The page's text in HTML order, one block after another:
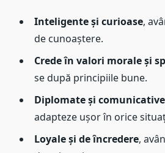
Inteligente și curioase,
de cunoaștere.
Crede în valori morale și
se după principiile bune.
Diplomate și comunicative
adapteze ușor în orice
Loyale și de încredere,